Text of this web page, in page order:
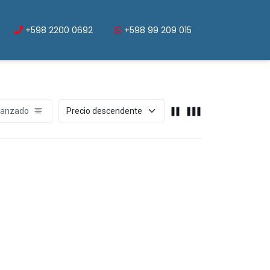
+598 2200 0692 +598 99 209 015